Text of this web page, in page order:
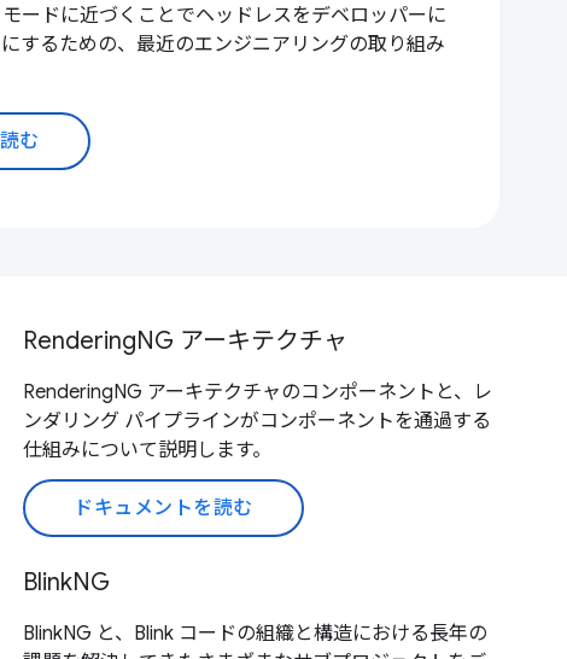
ードに近づくことでヘッドレスをデベロッパーに
するための、最近のエンジニアリングの取り組み
む
RenderingNG アーキテクチャ
RenderingNG アーキテクチャのコンポーネントと、レ
ンダリング パイプラインがコンポーネントを通過する
仕組みについて説明します。
ドキュメントを読む
BlinkNG
BlinkNG と、Blink コードの組織と構造における長年の